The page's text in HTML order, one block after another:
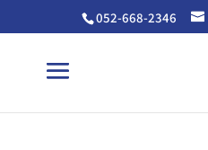
052-668-2346